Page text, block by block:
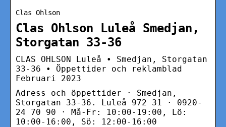
Clas Ohlson
Clas Ohlson Luleå Smedjan,
Storgatan 33-36
CLAS OHLSON Luleå • Smedjan, Storgatan
33-36 • Öppettider och reklamblad
Februari 2023
Adress och öppettider · Smedjan,
Storgatan 33-36. Luleå 972 31 · 0920-
24 70 90 · Må-Fr: 10:00-19:00, Lö:
10:00-16:00, Sö: 12:00-16:00